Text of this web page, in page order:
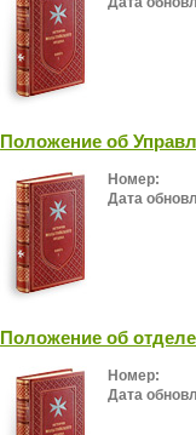
Положение об
Номер:
Дата
Положение об
Номер:
Дата